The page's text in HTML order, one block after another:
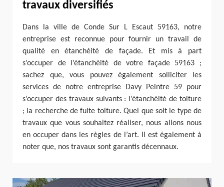
travaux diversifiés
Dans la ville de Conde Sur L Escaut 59163, notre
entreprise est reconnue pour fournir un travail de
qualité en étanchéité de façade. Et mis à part
s’occuper de l’étanchéité de votre façade 59163 ;
sachez que, vous pouvez également solliciter les
services de notre entreprise Davy Peintre 59 pour
s’occuper des travaux suivants : l’étanchéité de toiture
; la recherche de fuite toiture. Quel que soit le type de
travaux que vous souhaitez réaliser, nous allons nous
en occuper dans les règles de l’art. Il est également à
noter que, nos travaux sont garantis décennaux.